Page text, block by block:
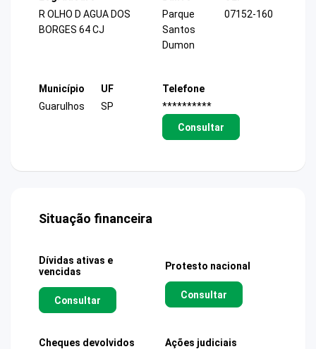
R OLHO D AGUA DOS
BORGES 64 CJ
Parque
Santos
Dumon
07152-160
Município
Guarulhos
UF
SP
Telefone
**********
Consultar
Situação financeira
Dívidas ativas e
vencidas
Consultar
Protesto nacional
Consultar
Cheques devolvidos Ações judiciais